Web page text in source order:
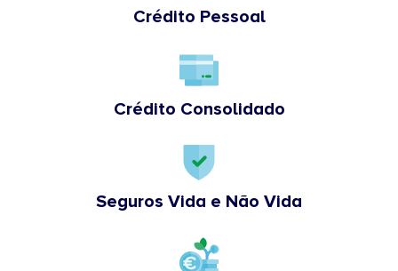
Crédito Pessoal
Crédito Consolidado
Seguros Vida e Não Vida